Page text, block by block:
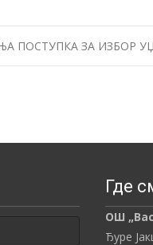
ЗА ИЗБОР
Где
ОШ
Ђуре